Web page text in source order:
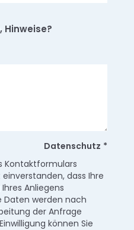
Hinweise?
Datenschutz *
Kontaktformulars
dass Ihre
Anliegens
Daten werden nach
der Anfrage
können Sie